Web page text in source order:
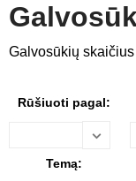
Galvosūkių
Rūšiuoti pagal:
Temą: